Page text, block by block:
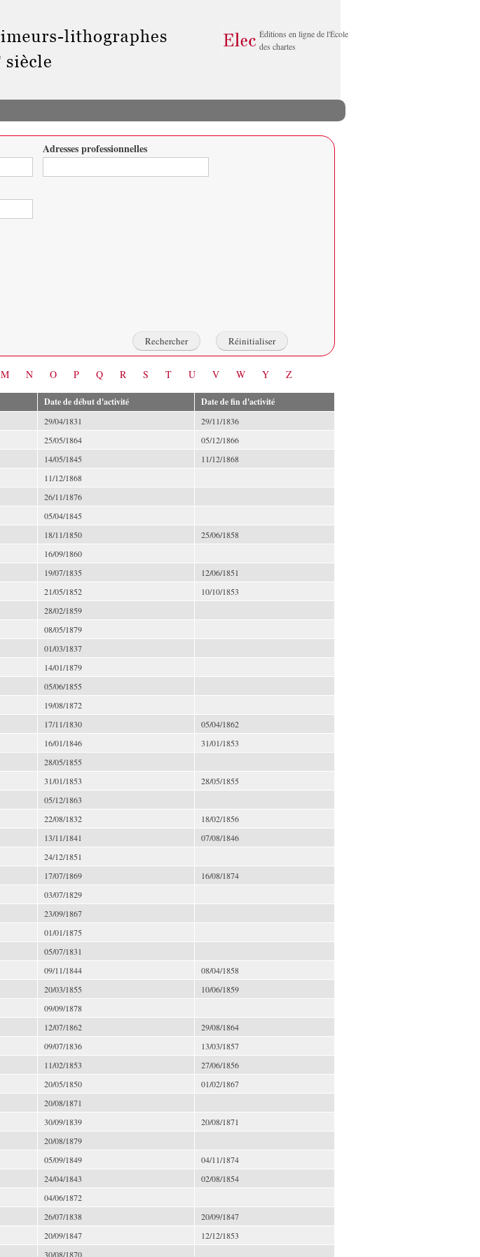
Éditions en ligne de l'École
des chartes
Adresses professionnelles
M N O P Q R S T U V W Y Z
Date de début d'activité Date de fin d'activité
29/04/1831
29/11/1836
25/05/1864
05/12/1866
14/05/1845
11/12/1868
11/12/1868
26/11/1876
05/04/1845
18/11/1850
25/06/1858
16/09/1860
19/07/1835
12/06/1851
21/05/1852
10/10/1853
28/02/1859
08/05/1879
01/03/1837
14/01/1879
05/06/1855
19/08/1872
17/11/1830
05/04/1862
16/01/1846
31/01/1853
28/05/1855
31/01/1853
28/05/1855
05/12/1863
22/08/1832
18/02/1856
13/11/1841
07/08/1846
24/12/1851
17/07/1869
16/08/1874
03/07/1829
23/09/1867
01/01/1875
05/07/1831
09/11/1844
08/04/1858
20/03/1855
10/06/1859
09/09/1878
12/07/1862
29/08/1864
09/07/1836
13/03/1857
11/02/1853
27/06/1856
20/05/1850
01/02/1867
20/08/1871
30/09/1839
20/08/1871
20/08/1879
05/09/1849
04/11/1874
24/04/1843
02/08/1854
04/06/1872
26/07/1838
20/09/1847
20/09/1847
12/12/1853
30/08/1870